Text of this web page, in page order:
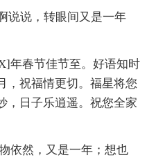
说说，转眼间又是一年
年春节佳节至。好语知时
，祝福情更切。福星将您
，日子乐逍遥。祝您全家
依然，又是一年；想也